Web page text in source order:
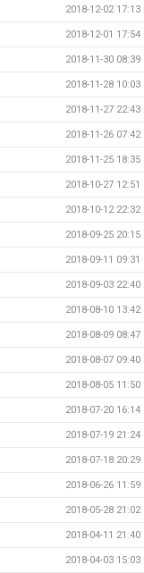
2018-12-02 17:13
2018-12-01 17:54
2018-11-30 08:39
2018-11-28 10:03
2018-11-27 22:43
2018-11-26 07:42
2018-11-25 18:35
2018-10-27 12:51
2018-10-12 22:32
2018-09-25 20:15
2018-09-11 09:31
2018-09-03 22:40
2018-08-10 13:42
2018-08-09 08:47
2018-08-07 09:40
2018-08-05 11:50
2018-07-20 16:14
2018-07-19 21:24
2018-07-18 20:29
2018-06-26 11:59
2018-05-28 21:02
2018-04-11 21:40
2018-04-03 15:03